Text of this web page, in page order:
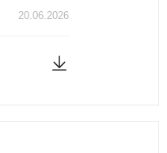
20.06.2026